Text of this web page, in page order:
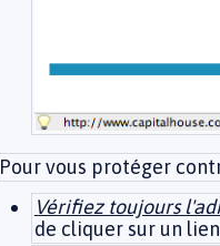
Pour vous protéger
Vérifiez toujours
de cliquer sur un